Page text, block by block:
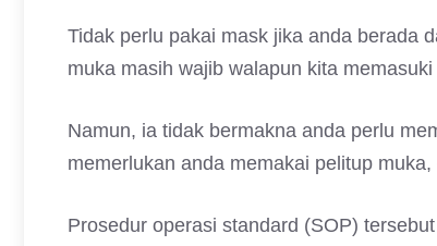
Tidak perlu pakai mask jika anda berada
muka masih wajib walapun kita
Namun, ia tidak bermakna anda perlu
memerlukan anda memakai pelitup
Prosedur operasi standard (SOP)